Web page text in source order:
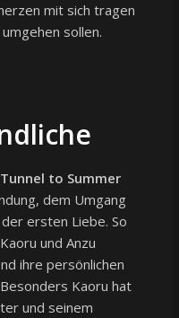
mit sich tragen
sollen.
Tunnel to Summer
dem Umgang
ersten Liebe. So
und Anzu
ihre persönlichen
Kaoru hat
und seinem